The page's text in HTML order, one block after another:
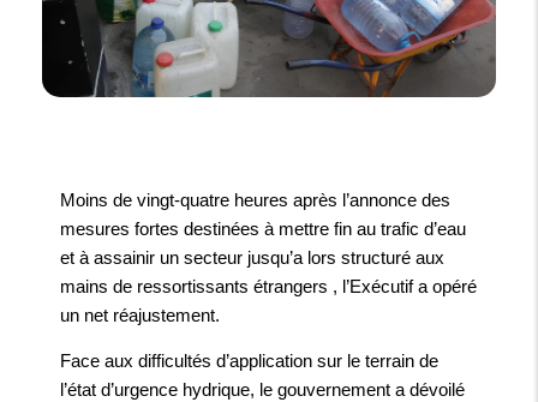
Moins de vingt-quatre heures après l’annonce des
mesures fortes destinées à mettre fin au trafic d’eau
et à assainir un secteur jusqu’a lors structuré aux
mains de ressortissants étrangers , l’Exécutif a opéré
un net réajustement.
Face aux difficultés d’application sur le terrain de
l’état d’urgence hydrique, le gouvernement a dévoilé